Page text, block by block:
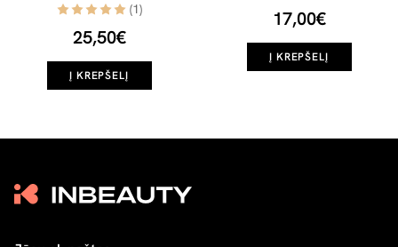
(1)
25,50€
Į KREPŠELĮ
17,00€
Į KREPŠELĮ